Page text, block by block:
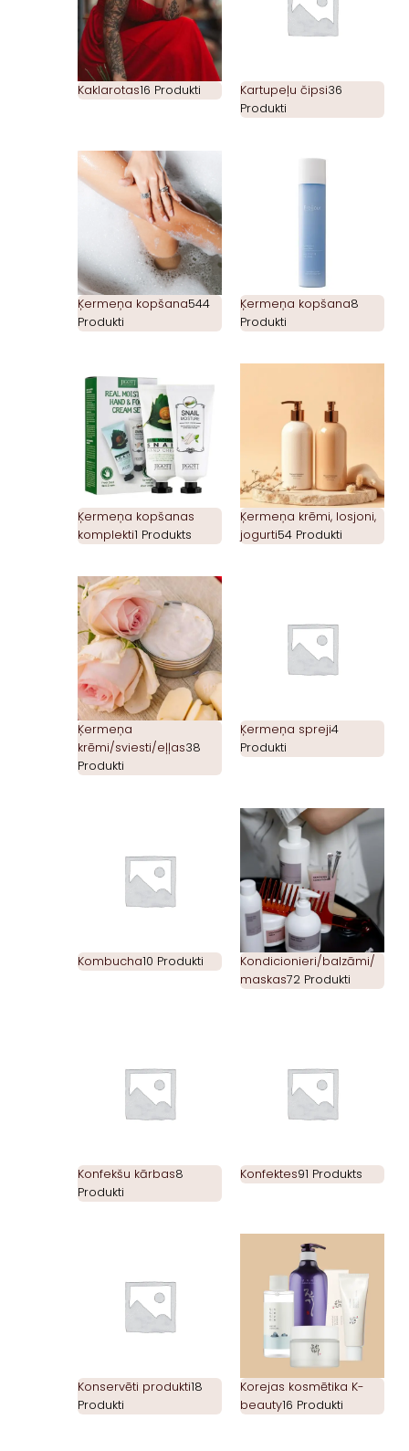
Kaklarotas16 Produkti Kartupeļu čipsi36
Produkti
Ķermeņa kopšana544
Produkti
Ķermeņa kopšana8
Produkti
Ķermeņa kopšanas
komplekti1 Produkts
Ķermeņa krēmi, losjoni,
jogurti54 Produkti
Ķermeņa
krēmi/sviesti/eļļas38
Produkti
Ķermeņa spreji4
Produkti
Kombucha10 Produkti
Kondicionieri/balzāmi/
maskas72 Produkti
Konfekšu kārbas8
Produkti
Konfektes91 Produkts
Konservēti produkti18
Produkti
Korejas kosmētika K-
beauty16 Produkti